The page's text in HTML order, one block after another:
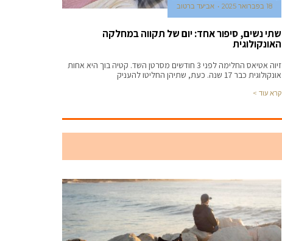
18 בפברואר 2025 אביעד ברטוב
שתי נשים, סיפור אחד: יום של תקווה במחלקה
האונקולוגית
זיוה אטיאס החלימה לפני 3 חודשים מסרטן השד. קטיה בוך היא אחות
אונקולוגית כבר 17 שנה. כעת, שתיהן החליטו להעניק
קרא עוד >